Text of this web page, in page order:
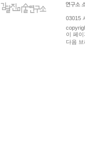
03015
이 페이
다음